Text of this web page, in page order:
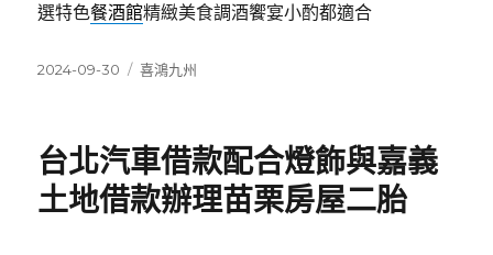
選特色餐酒館精緻美食調酒饗宴小酌都適合
發
2024-09-30
分
喜鴻九州
台北汽車借款配合燈飾與嘉義
土地借款辦理苗栗房屋二胎